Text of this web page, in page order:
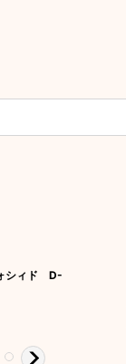
シィド D-